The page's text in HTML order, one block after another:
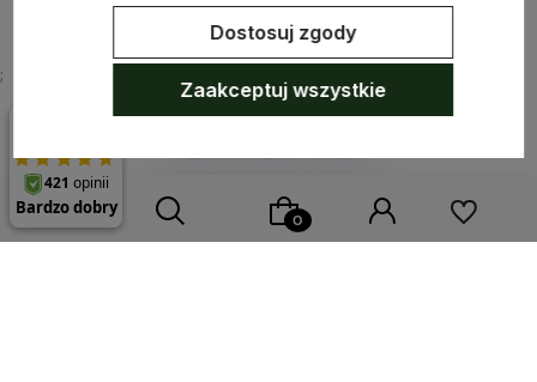
;
Sklep internetowy Shoper.pl Szablon Shoper Modern 3.0™
GrowCommerce
Dostosuj zgody
Zaakceptuj wszystkie